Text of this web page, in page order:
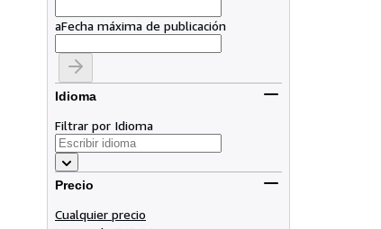
aFecha máxima de publicación
Idioma
Filtrar por Idioma
Precio
Cualquier precio